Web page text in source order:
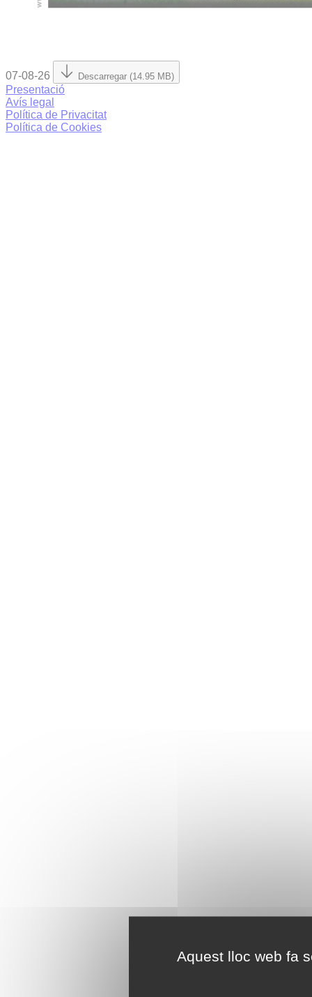
Aquest lloc web fa
07-08-26 Descarregar (14.95 MB)
Presentació
Avís legal
Política de Privacitat
Política de Cookies